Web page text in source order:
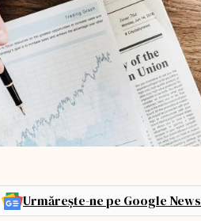
Urmărește-ne pe Google News